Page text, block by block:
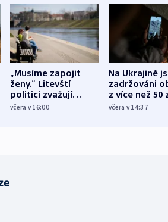
„Musíme zapojit
ženy.“ Litevští
politici zvažují
dohodu o
včera v 16:00
Na Ukrajině
zadržováni
z více než 50
Bojovali na
včera v 14:37